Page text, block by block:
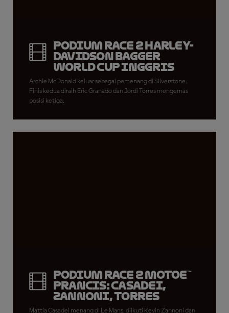
Podium Race 2 Harley-
Davidson Bagger
World Cup Inggris
Archie McDonald keluar sebagai pemenang di Silverstone.
Finis kedua diraih Eric Granado dan Jordi Torres mengemas
posisi ketiga.
Podium Race 2 MotoE™
Prancis: Casadei,
Zannoni, Torres
Mattia Casadei menang di Le Mans, diikuti Kevin Zannoni dan